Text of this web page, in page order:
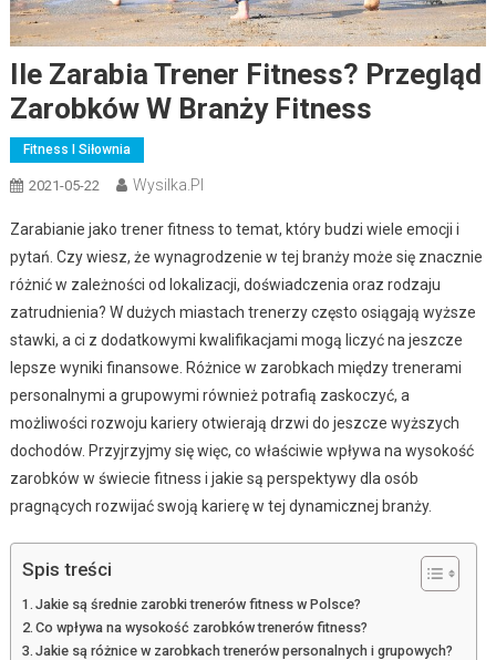
Ile Zarabia Trener Fitness? Przegląd
Zarobków W Branży Fitness
Fitness I Siłownia
2021-05-22 Wysilka.pl
Zarabianie jako trener fitness to temat, który budzi wiele emocji i
pytań. Czy wiesz, że wynagrodzenie w tej branży może się znacznie
różnić w zależności od lokalizacji, doświadczenia oraz rodzaju
zatrudnienia? W dużych miastach trenerzy często osiągają wyższe
stawki, a ci z dodatkowymi kwalifikacjami mogą liczyć na jeszcze
lepsze wyniki finansowe. Różnice w zarobkach między trenerami
personalnymi a grupowymi również potrafią zaskoczyć, a
możliwości rozwoju kariery otwierają drzwi do jeszcze wyższych
dochodów. Przyjrzyjmy się więc, co właściwie wpływa na wysokość
zarobków w świecie fitness i jakie są perspektywy dla osób
pragnących rozwijać swoją karierę w tej dynamicznej branży.
Spis treści
Jakie są średnie zarobki trenerów fitness w Polsce?
Co wpływa na wysokość zarobków trenerów fitness?
Jakie są różnice w zarobkach trenerów personalnych i grupowych?